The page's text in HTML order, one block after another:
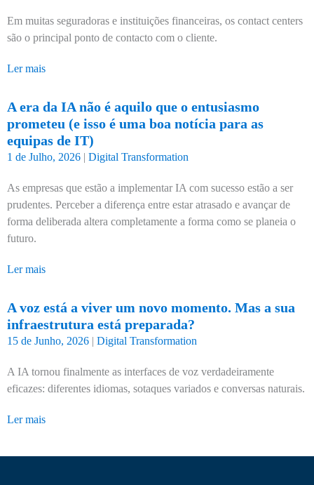
Em muitas seguradoras e instituições financeiras, os contact centers
são o principal ponto de contacto com o cliente.
Ler mais
A era da IA não é aquilo que o entusiasmo
prometeu (e isso é uma boa notícia para as
equipas de IT)
1 de Julho, 2026 | Digital Transformation
As empresas que estão a implementar IA com sucesso estão a ser
prudentes. Perceber a diferença entre estar atrasado e avançar de
forma deliberada altera completamente a forma como se planeia o
futuro.
Ler mais
A voz está a viver um novo momento. Mas a sua
infraestrutura está preparada?
15 de Junho, 2026 | Digital Transformation
A IA tornou finalmente as interfaces de voz verdadeiramente
eficazes: diferentes idiomas, sotaques variados e conversas naturais.
Ler mais